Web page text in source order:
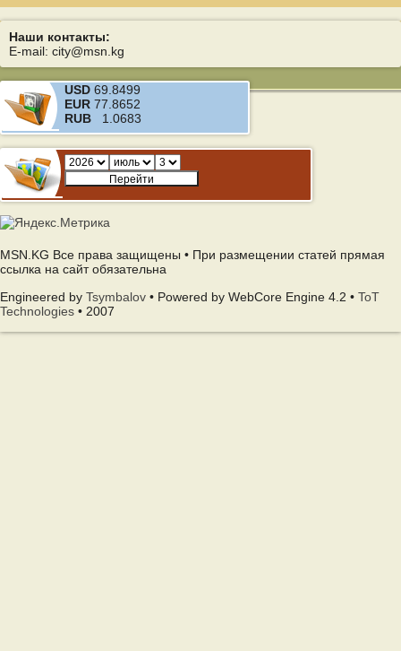
Наши контакты:
E-mail: city@msn.kg
USD 69.8499
EUR 77.8652
RUB 1.0683
MSN.KG Все права защищены • При размещении статей прямая
ссылка на сайт обязательна
Engineered by Tsymbalov • Powered by WebCore Engine 4.2 • ToT
Technologies • 2007